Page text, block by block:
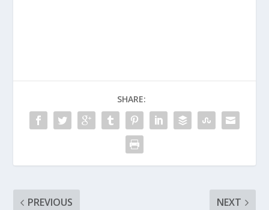
SHARE:
PREVIOUS NEXT